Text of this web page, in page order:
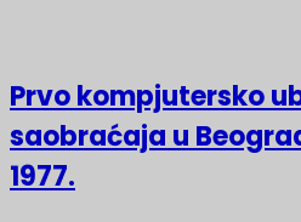
Prvo kompjutersko
saobraćaja u
1977.